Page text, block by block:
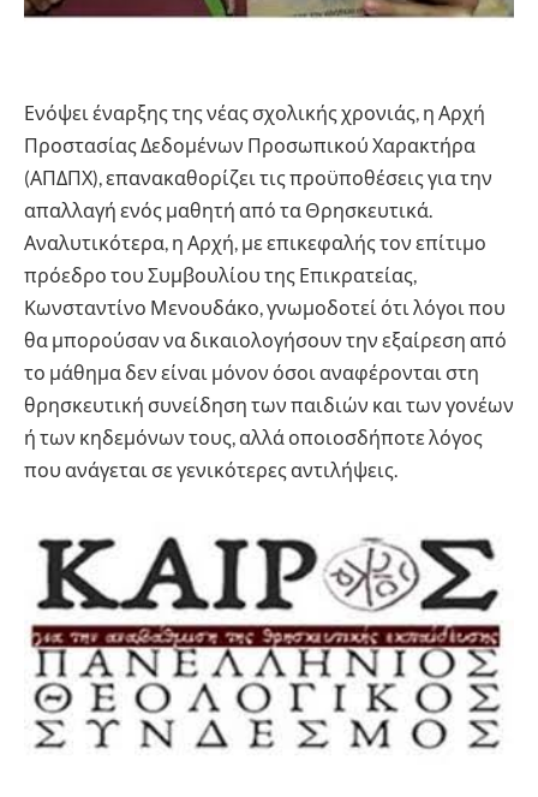
Ενόψει έναρξης της νέας σχολικής χρονιάς, η Αρχή
Προστασίας Δεδομένων Προσωπικού Χαρακτήρα
(ΑΠΔΠΧ), επανακαθορίζει τις προϋποθέσεις για την
απαλλαγή ενός μαθητή από τα Θρησκευτικά.
Αναλυτικότερα, η Αρχή, με επικεφαλής τον επίτιμο
πρόεδρο του Συμβουλίου της Επικρατείας,
Κωνσταντίνο Μενουδάκο, γνωμοδοτεί ότι λόγοι που
θα μπορούσαν να δικαιολογήσουν την εξαίρεση από
το μάθημα δεν είναι μόνον όσοι αναφέρονται στη
θρησκευτική συνείδηση των παιδιών και των γονέων
ή των κηδεμόνων τους, αλλά οποιοσδήποτε λόγος
που ανάγεται σε γενικότερες αντιλήψεις.